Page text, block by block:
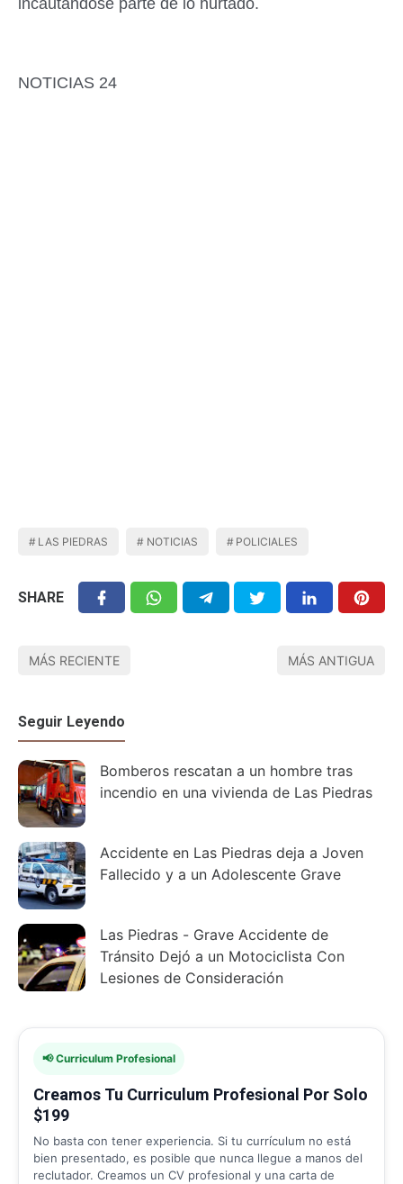
NOTICIAS 24
LAS PIEDRAS NOTICIAS POLICIALES
SHARE
MÁS RECIENTE MÁS ANTIGUA
Seguir Leyendo
Bomberos rescatan a un hombre tras
incendio en una vivienda de Las Piedras
Accidente en Las Piedras deja a Joven
Fallecido y a un Adolescente Grave
Las Piedras - Grave Accidente de
Tránsito Dejó a un Motociclista Con
Lesiones de Consideración
📢 Curriculum Profesional
Creamos Tu Curriculum Profesional Por Solo
$199
No basta con tener experiencia. Si tu currículum no está
bien presentado, es posible que nunca llegue a manos del
reclutador. Creamos un CV profesional y una carta de